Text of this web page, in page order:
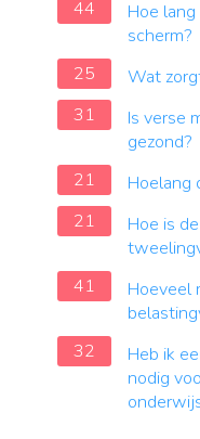
44
Hoe
scherm?
25
Wat
31
Is verse
gezond?
21
Hoelang
21
Hoe is
41
Hoeveel
32
Heb ik
nodig